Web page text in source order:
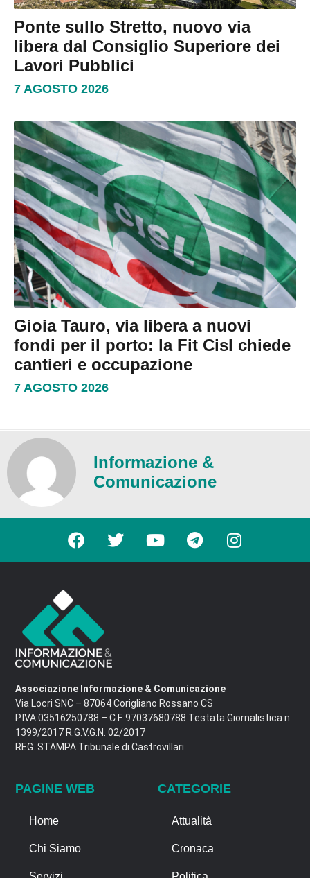
Ponte sullo Stretto, nuovo via
libera dal Consiglio Superiore dei
Lavori Pubblici
7 AGOSTO 2026
Gioia Tauro, via libera a nuovi
fondi per il porto: la Fit Cisl chiede
cantieri e occupazione
7 AGOSTO 2026
Informazione &
Comunicazione
Associazione Informazione & Comunicazione
Via Locri SNC – 87064 Corigliano Rossano CS
P.IVA 03516250788 – C.F. 97037680788 Testata Giornalistica n.
1399/2017 R.G.V.G.N. 02/2017
REG. STAMPA Tribunale di Castrovillari
PAGINE WEB
Home
Chi Siamo
CATEGORIE
Attualità
Cronaca